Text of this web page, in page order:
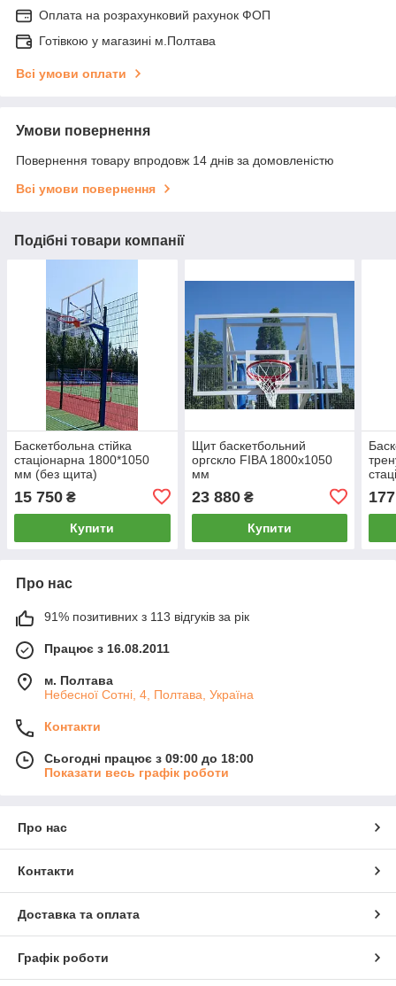
Оплата на розрахунковий рахунок ФОП
Готівкою у магазині м.Полтава
Всі умови оплати
Умови повернення
Повернення товару впродовж 14 днів за домовленістю
Всі умови повернення
Подібні товари компанії
Баскетбольна стійка
стаціонарна 1800*1050
мм (без щита)
15 750 ₴
Купити
Щит баскетбольний
оргскло FIBA 1800х1050
мм
23 880₴
Купити
Про нас
91% позитивних з 113 відгуків за рік
Працює з 16.08.2011
м. Полтава
Небесної Сотні, 4, Полтава, Україна
Контакти
Сьогодні працює з 09:00 до 18:00
Показати весь графік роботи
Про нас
Контакти
Доставка та оплата
Графік роботи